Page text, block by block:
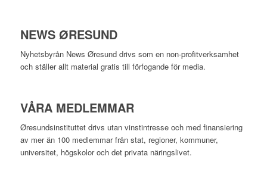
NEWS ØRESUND
Nyhetsbyrån News Øresund drivs som en non-profitverksamhet
och ställer allt material gratis till förfogande för media.
VÅRA MEDLEMMAR
Øresundsinstituttet drivs utan vinst­intresse och med finansiering
av mer än 100 medlemmar från stat, regioner, kommuner,
universitet, högskolor och det privata näringslivet.